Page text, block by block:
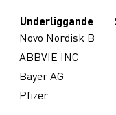
Underliggande
Novo Nordisk B
ABBVIE INC
Bayer AG
Pfizer